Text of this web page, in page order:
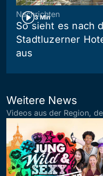
3 Min
Nachrichten
So sieht es nach
Stadtluzerner
aus
Weitere News
Videos aus der Region,